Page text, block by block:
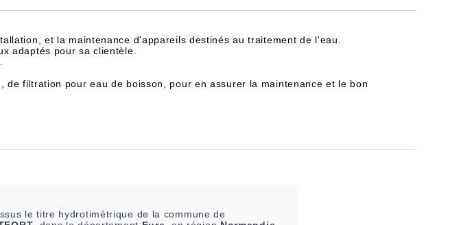
et la maintenance d'appareils destinés au traitement de l'eau.
adaptés pour sa clientèle.
filtration pour eau de boisson, pour en assurer la maintenance et le bon
le titre hydrotimétrique de la commune de